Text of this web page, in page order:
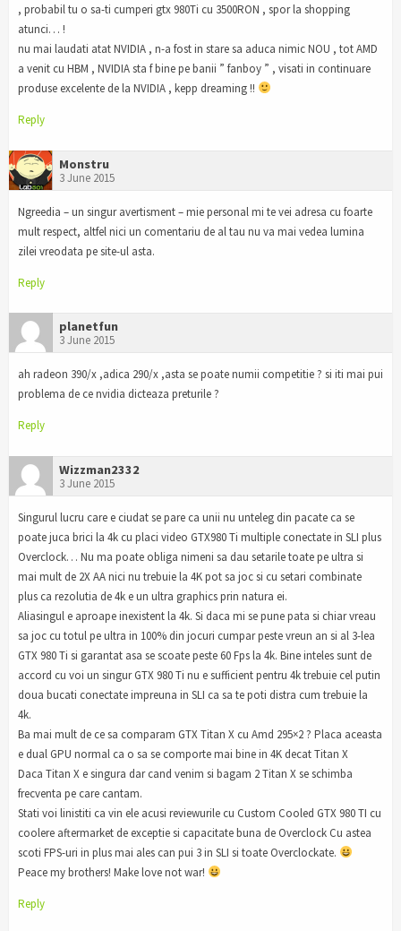
, probabil tu o sa-ti cumperi gtx 980Ti cu 3500RON , spor la shopping
atunci… !
nu mai laudati atat NVIDIA , n-a fost in stare sa aduca nimic NOU , tot AMD
a venit cu HBM , NVIDIA sta f bine pe banii ” fanboy ” , visati in continuare
produse excelente de la NVIDIA , kepp dreaming !!
Reply
Monstru
3 June 2015
Ngreedia – un singur avertisment – mie personal mi te vei adresa cu foarte
mult respect, altfel nici un comentariu de al tau nu va mai vedea lumina
zilei vreodata pe site-ul asta.
Reply
planetfun
3 June 2015
ah radeon 390/x ,adica 290/x ,asta se poate numii competitie ? si iti mai pui
problema de ce nvidia dicteaza preturile ?
Reply
Wizzman2332
3 June 2015
Singurul lucru care e ciudat se pare ca unii nu unteleg din pacate ca se
poate juca brici la 4k cu placi video GTX980 Ti multiple conectate in SLI plus
Overclock… Nu ma poate obliga nimeni sa dau setarile toate pe ultra si
mai mult de 2X AA nici nu trebuie la 4K pot sa joc si cu setari combinate
plus ca rezolutia de 4k e un ultra graphics prin natura ei.
Aliasingul e aproape inexistent la 4k. Si daca mi se pune pata si chiar vreau
sa joc cu totul pe ultra in 100% din jocuri cumpar peste vreun an si al 3-lea
GTX 980 Ti si garantat asa se scoate peste 60 Fps la 4k. Bine inteles sunt de
accord cu voi un singur GTX 980 Ti nu e sufficient pentru 4k trebuie cel putin
doua bucati conectate impreuna in SLI ca sa te poti distra cum trebuie la
4k.
Ba mai mult de ce sa comparam GTX Titan X cu Amd 295×2 ? Placa aceasta
e dual GPU normal ca o sa se comporte mai bine in 4K decat Titan X
Daca Titan X e singura dar cand venim si bagam 2 Titan X se schimba
frecventa pe care cantam.
Stati voi linistiti ca vin ele acusi reviewurile cu Custom Cooled GTX 980 TI cu
coolere aftermarket de exceptie si capacitate buna de Overclock Cu astea
scoti FPS-uri in plus mai ales can pui 3 in SLI si toate Overclockate.
Peace my brothers! Make love not war!
Reply